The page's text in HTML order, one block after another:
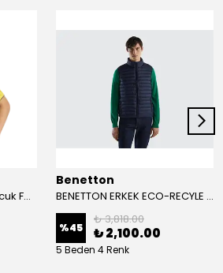
Al Nassr FC Ronaldo Çocuk Forma 2'li Takım(Şort/T-Shirt)
Benetton
BENETTON ERKEK ECO-RECYLE DOLGULU PUFA YELEK
%45
₺ 3,818.00
₺ 2,100.00
5 Beden 4 Renk